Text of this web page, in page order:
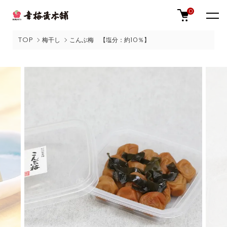
0
TOP 梅干し こんぶ梅 【塩分：約10％】